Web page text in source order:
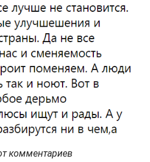
комментариев